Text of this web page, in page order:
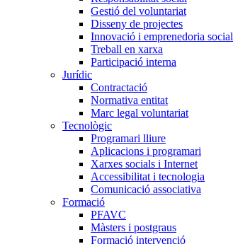
Gestió del voluntariat
Disseny de projectes
Innovació i emprenedoria social
Treball en xarxa
Participació interna
Jurídic
Contractació
Normativa entitat
Marc legal voluntariat
Tecnològic
Programari lliure
Aplicacions i programari
Xarxes socials i Internet
Accessibilitat i tecnologia
Comunicació associativa
Formació
PFAVC
Màsters i postgraus
Formació intervenció